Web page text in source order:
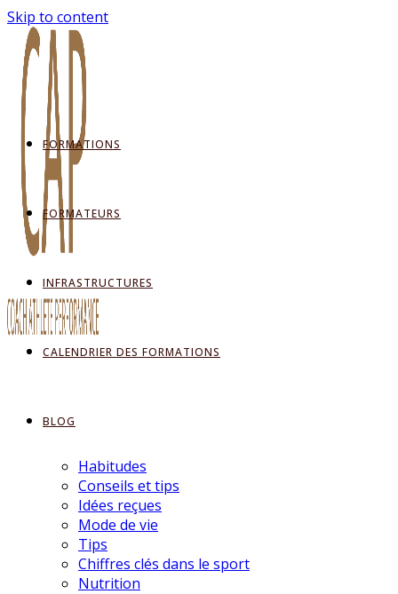
Skip to content
FORMATIONS
FORMATEURS
INFRASTRUCTURES
CALENDRIER DES FORMATIONS
BLOG
Habitudes
Conseils et tips
Idées reçues
Mode de vie
Tips
Chiffres clés dans le sport
Nutrition